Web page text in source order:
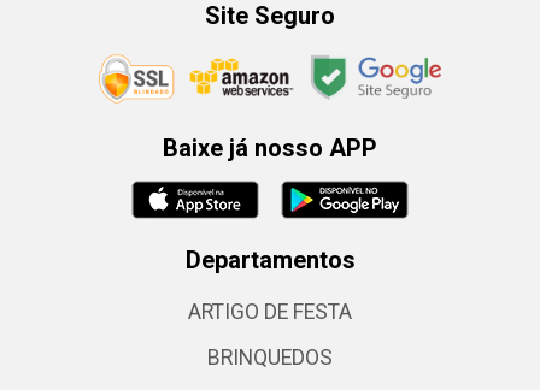
Site Seguro
Baixe já nosso APP
Departamentos
ARTIGO DE FESTA
BRINQUEDOS